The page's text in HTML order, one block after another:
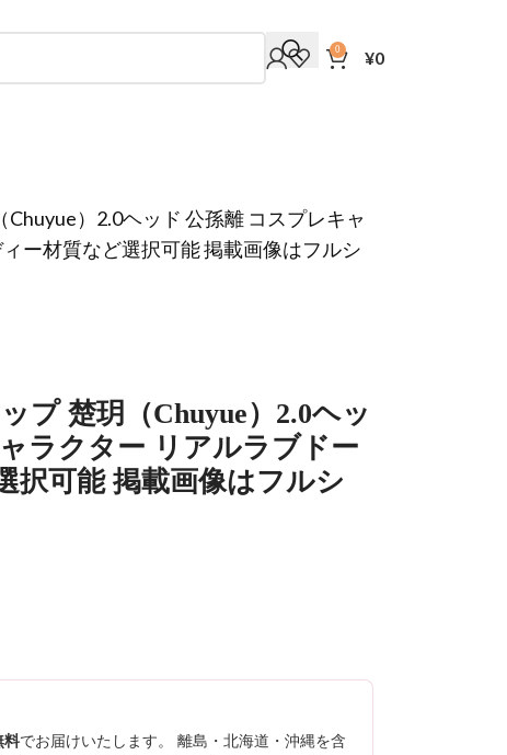
0 ¥0
Chuyue）2.0ヘッド 公孫離 コスプレキャ
ー材質など選択可能 掲載画像はフルシ
プ 楚玥（Chuyue）2.0ヘッ
ラクター リアルラブドー
択可能 掲載画像はフルシ
料でお届けいたします。 離島・北海道・沖縄を含